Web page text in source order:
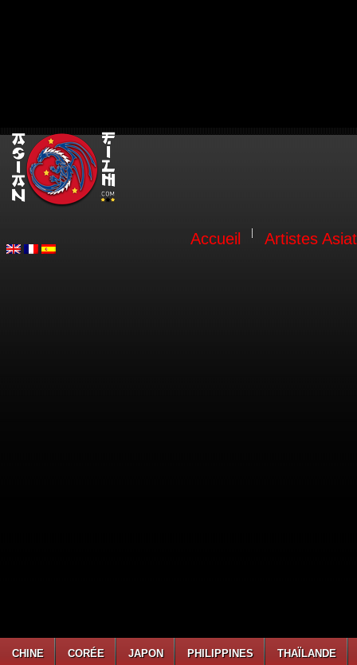
Accueil Artistes
CHINE CORÉE JAPON PHILIPPINES THAÏLANDE